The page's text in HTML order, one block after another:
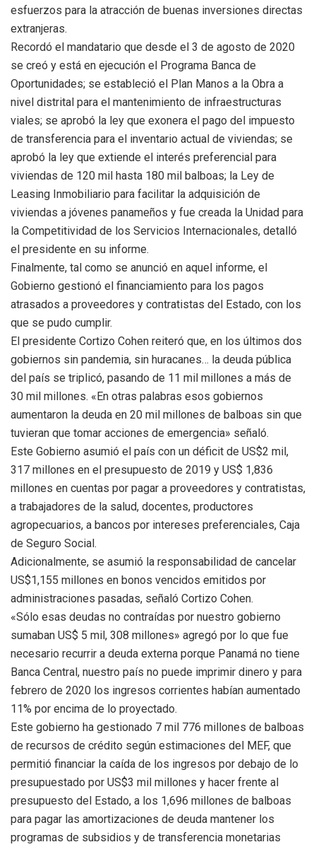
esfuerzos para la atracción de buenas inversiones directas
extranjeras.
Recordó el mandatario que desde el 3 de agosto de 2020
se creó y está en ejecución el Programa Banca de
Oportunidades; se estableció el Plan Manos a la Obra a
nivel distrital para el mantenimiento de infraestructuras
viales; se aprobó la ley que exonera el pago del impuesto
de transferencia para el inventario actual de viviendas; se
aprobó la ley que extiende el interés preferencial para
viviendas de 120 mil hasta 180 mil balboas; la Ley de
Leasing Inmobiliario para facilitar la adquisición de
viviendas a jóvenes panameños y fue creada la Unidad para
la Competitividad de los Servicios Internacionales, detalló
el presidente en su informe.
Finalmente, tal como se anunció en aquel informe, el
Gobierno gestionó el financiamiento para los pagos
atrasados a proveedores y contratistas del Estado, con los
que se pudo cumplir.
El presidente Cortizo Cohen reiteró que, en los últimos dos
gobiernos sin pandemia, sin huracanes… la deuda pública
del país se triplicó, pasando de 11 mil millones a más de
30 mil millones. «En otras palabras esos gobiernos
aumentaron la deuda en 20 mil millones de balboas sin que
tuvieran que tomar acciones de emergencia» señaló.
Este Gobierno asumió el país con un déficit de US$2 mil,
317 millones en el presupuesto de 2019 y US$ 1,836
millones en cuentas por pagar a proveedores y contratistas,
a trabajadores de la salud, docentes, productores
agropecuarios, a bancos por intereses preferenciales, Caja
de Seguro Social.
Adicionalmente, se asumió la responsabilidad de cancelar
US$1,155 millones en bonos vencidos emitidos por
administraciones pasadas, señaló Cortizo Cohen.
«Sólo esas deudas no contraídas por nuestro gobierno
sumaban US$ 5 mil, 308 millones» agregó por lo que fue
necesario recurrir a deuda externa porque Panamá no tiene
Banca Central, nuestro país no puede imprimir dinero y para
febrero de 2020 los ingresos corrientes habían aumentado
11% por encima de lo proyectado.
Este gobierno ha gestionado 7 mil 776 millones de balboas
de recursos de crédito según estimaciones del MEF, que
permitió financiar la caída de los ingresos por debajo de lo
presupuestado por US$3 mil millones y hacer frente al
presupuesto del Estado, a los 1,696 millones de balboas
para pagar las amortizaciones de deuda mantener los
programas de subsidios y de transferencia monetarias